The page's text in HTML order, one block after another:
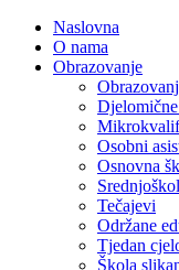
Naslovna
O nama
Obrazovanje
Osobni
Osnovna
Tečajevi
Održane
Tjedan
Škola